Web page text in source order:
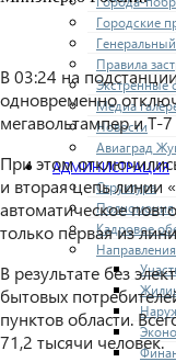
Городские
Правила
Экстренные
Медиа
Новости
Авиаград
АДМИНИСТРАЦИЯ
Структура
Полномочия
Кадровое
В 03:24 на
одновременно
мегавольтампер и Т-
При этом
и вторая цепь
автоматическое
только первая из
В результате без
бытовых
пунктов области.
71,2 тысячи человек.